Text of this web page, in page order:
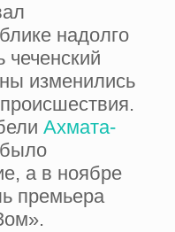
надолго
чеченский
изменились
Ахмата-
а в ноябре
премьера